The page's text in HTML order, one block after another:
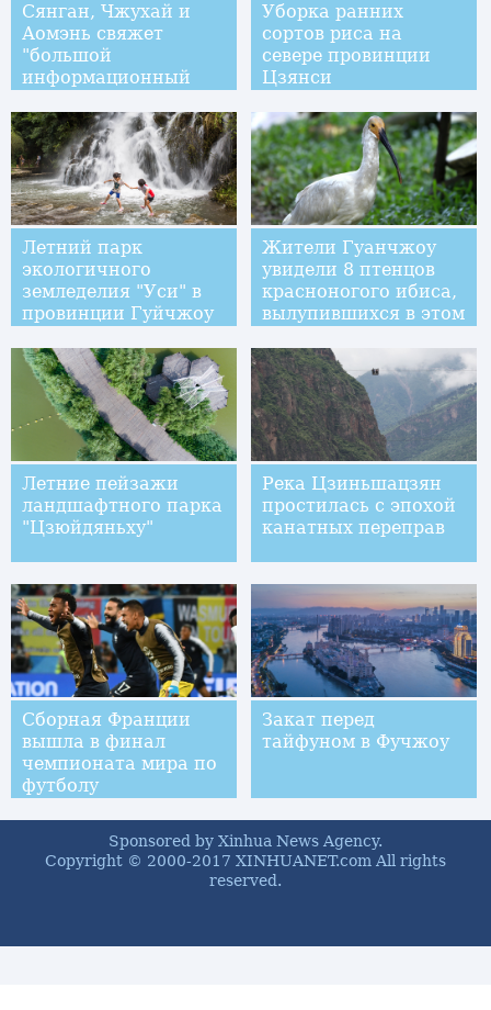
Сянган, Чжухай и
Аомэнь свяжет
"большой
информационный
Уборка ранних
сортов риса на
севере провинции
Цзянси
Летний парк
экологичного
земледелия "Уси" в
провинции Гуйчжоу
Жители Гуанчжоу
увидели 8 птенцов
красноногого ибиса,
вылупившихся в этом
Летние пейзажи
ландшафтного парка
"Цзюйдяньху"
Река Цзиньшацзян
простилась с эпохой
канатных переправ
Сборная Франции
вышла в финал
чемпионата мира по
футболу
Закат перед
тайфуном в Фучжоу
Sponsored by Xinhua News Agency.
Copyright © 2000-2017 XINHUANET.com All rights
reserved.